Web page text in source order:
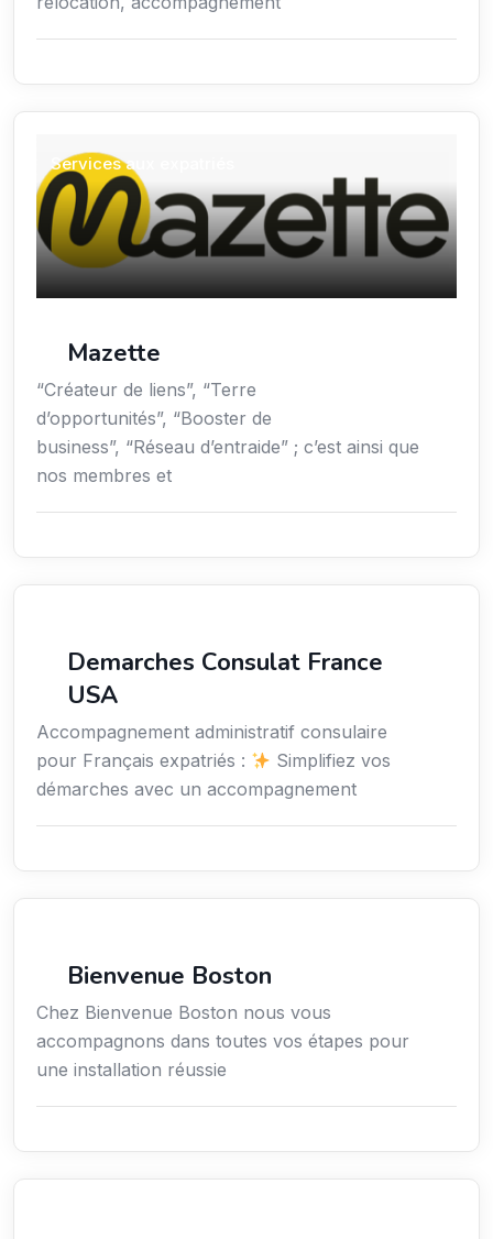
Services aux expatriés
Mazette
“Créateur de liens”, “Terre
d’opportunités”, “Booster de
business”, “Réseau d’entraide” ; c’est ainsi que
nos membres et
Demarches Consulat France
USA
Accompagnement administratif consulaire
pour Français expatriés :
Simplifiez vos
démarches avec un accompagnement
Bienvenue Boston
Chez Bienvenue Boston nous vous
accompagnons dans toutes vos étapes pour
une installation réussie